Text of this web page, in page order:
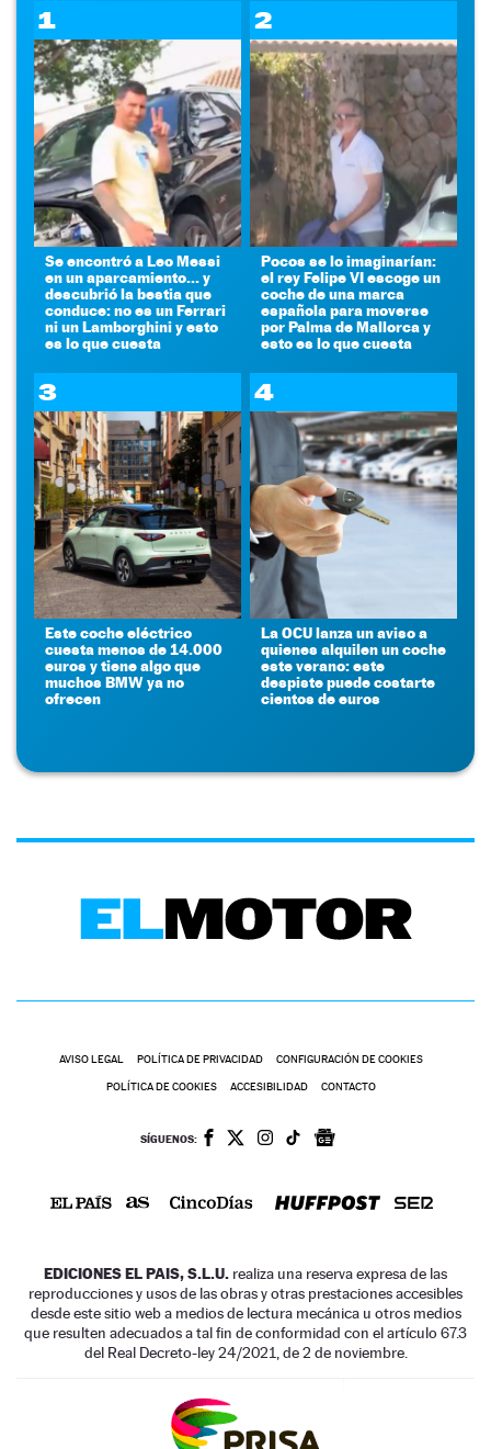
1
Se encontró a Leo Messi
en un aparcamiento... y
descubrió la bestia que
conduce: no es un Ferrari
ni un Lamborghini y esto
es lo que cuesta
2
Pocos se lo imaginarían:
el rey Felipe VI escoge un
coche de una marca
española para moverse
por Palma de Mallorca y
esto es lo que cuesta
3
Este coche eléctrico
cuesta menos de 14.000
euros y tiene algo que
muchos BMW ya no
ofrecen
4
La OCU lanza un aviso a
quienes alquilen un coche
este verano: este
despiste puede costarte
cientos de euros
AVISO LEGAL POLÍTICA DE PRIVACIDAD CONFIGURACIÓN DE COOKIES
POLÍTICA DE COOKIES ACCESIBILIDAD CONTACTO
SÍGUENOS:
EDICIONES EL PAIS, S.L.U. realiza una reserva expresa de las
reproducciones y usos de las obras y otras prestaciones accesibles
desde este sitio web a medios de lectura mecánica u otros medios
que resulten adecuados a tal fin de conformidad con el artículo 67.3
del Real Decreto-ley 24/2021, de 2 de noviembre.